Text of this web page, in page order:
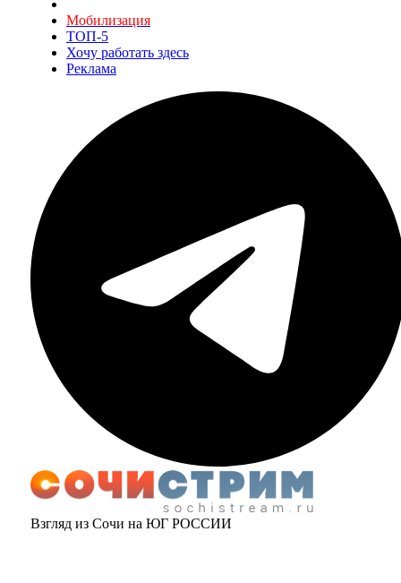
Мобилизация
ТОП-5
Хочу работать здесь
Реклама
Взгляд из Сочи на ЮГ РОССИИ